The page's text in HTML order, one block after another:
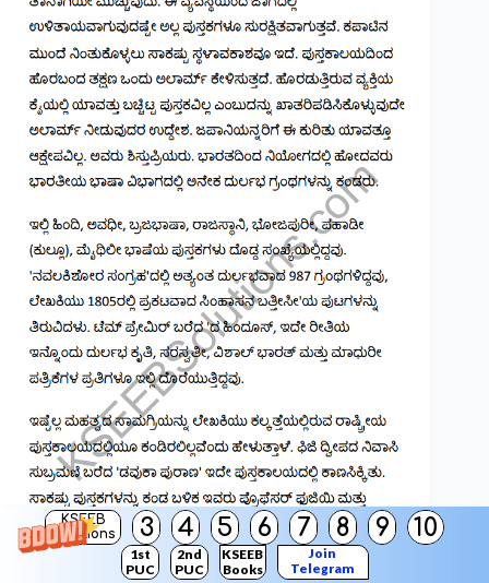
KSEEB
Solutions
3 4 5 6 7 8 9 10
1st
PUC
2nd
PUC
KSEEB
Books
Join
Telegram